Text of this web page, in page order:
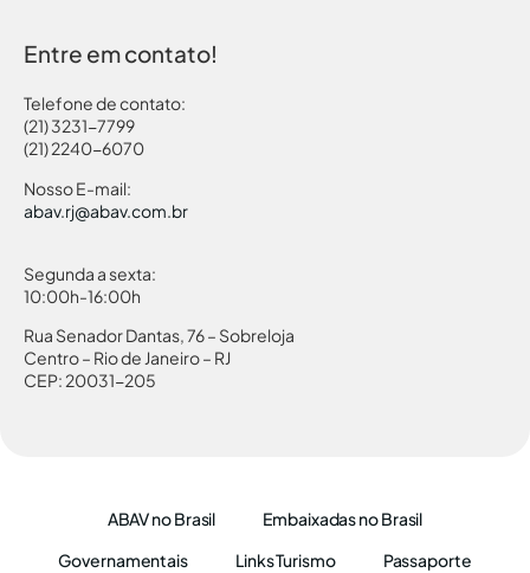
Entre em contato!
Telefone de contato:
(21) 3231-7799
(21) 2240-6070
Nosso E-mail:
abav.rj@abav.com.br
Segunda a sexta:
10:00h-16:00h
Rua Senador Dantas, 76 – Sobreloja
Centro – Rio de Janeiro – RJ
CEP: 20031-205
ABAV no Brasil
Embaixadas no Brasil
Governamentais
Links Turismo Passaporte